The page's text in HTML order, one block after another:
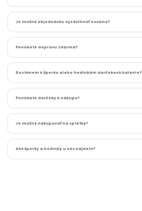
Je možné objednávku vyzdvihnúť osobne?
Ponúkate dopravu zdarma?
Dostanem k šperku alebo hodinkám darčekové balenie?
Ponúkate darčeky k nákupu?
Je možné nakupovať na splátky?
Aké šperky a hodinky u vás nájdem?